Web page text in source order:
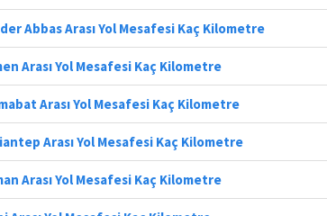
Abbas Arası Yol Mesafesi Kaç Kilometre
Arası Yol Mesafesi Kaç Kilometre
Arası Yol Mesafesi Kaç Kilometre
Arası Yol Mesafesi Kaç Kilometre
Arası Yol Mesafesi Kaç Kilometre